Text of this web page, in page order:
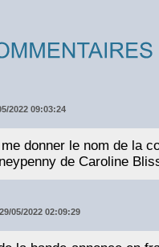
2022 09:03:24
donner le nom de la
de Caroline
05/2022 02:09:29